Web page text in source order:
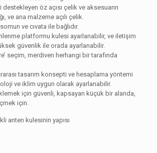
öz açısı çelik ve aksesuarın
ve ana malzeme açılı çelik.
ve cıvata ile bağlıdır.
platformu kulesi ayarlanabilir, ve iletişim
güvenlik ile orada ayarlanabilir.
seçim, merdiven herhangi bir tarafında
tasarım konsepti ve hesaplama yöntemi
ve iklim uygun olarak ayarlanabilir.
için güvenli, kapsayan küçük bir alanda,
için.
anten kulesinin yapısı